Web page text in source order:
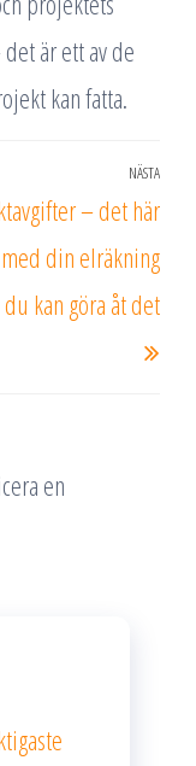
är ett av de
kan fatta.
NÄSTA
– det här
din elräkning
kan göra åt det
en